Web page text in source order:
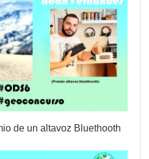
de un altavoz Bluethooth